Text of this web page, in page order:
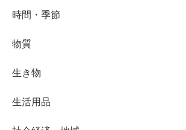
時間・季節
物質
生き物
生活用品